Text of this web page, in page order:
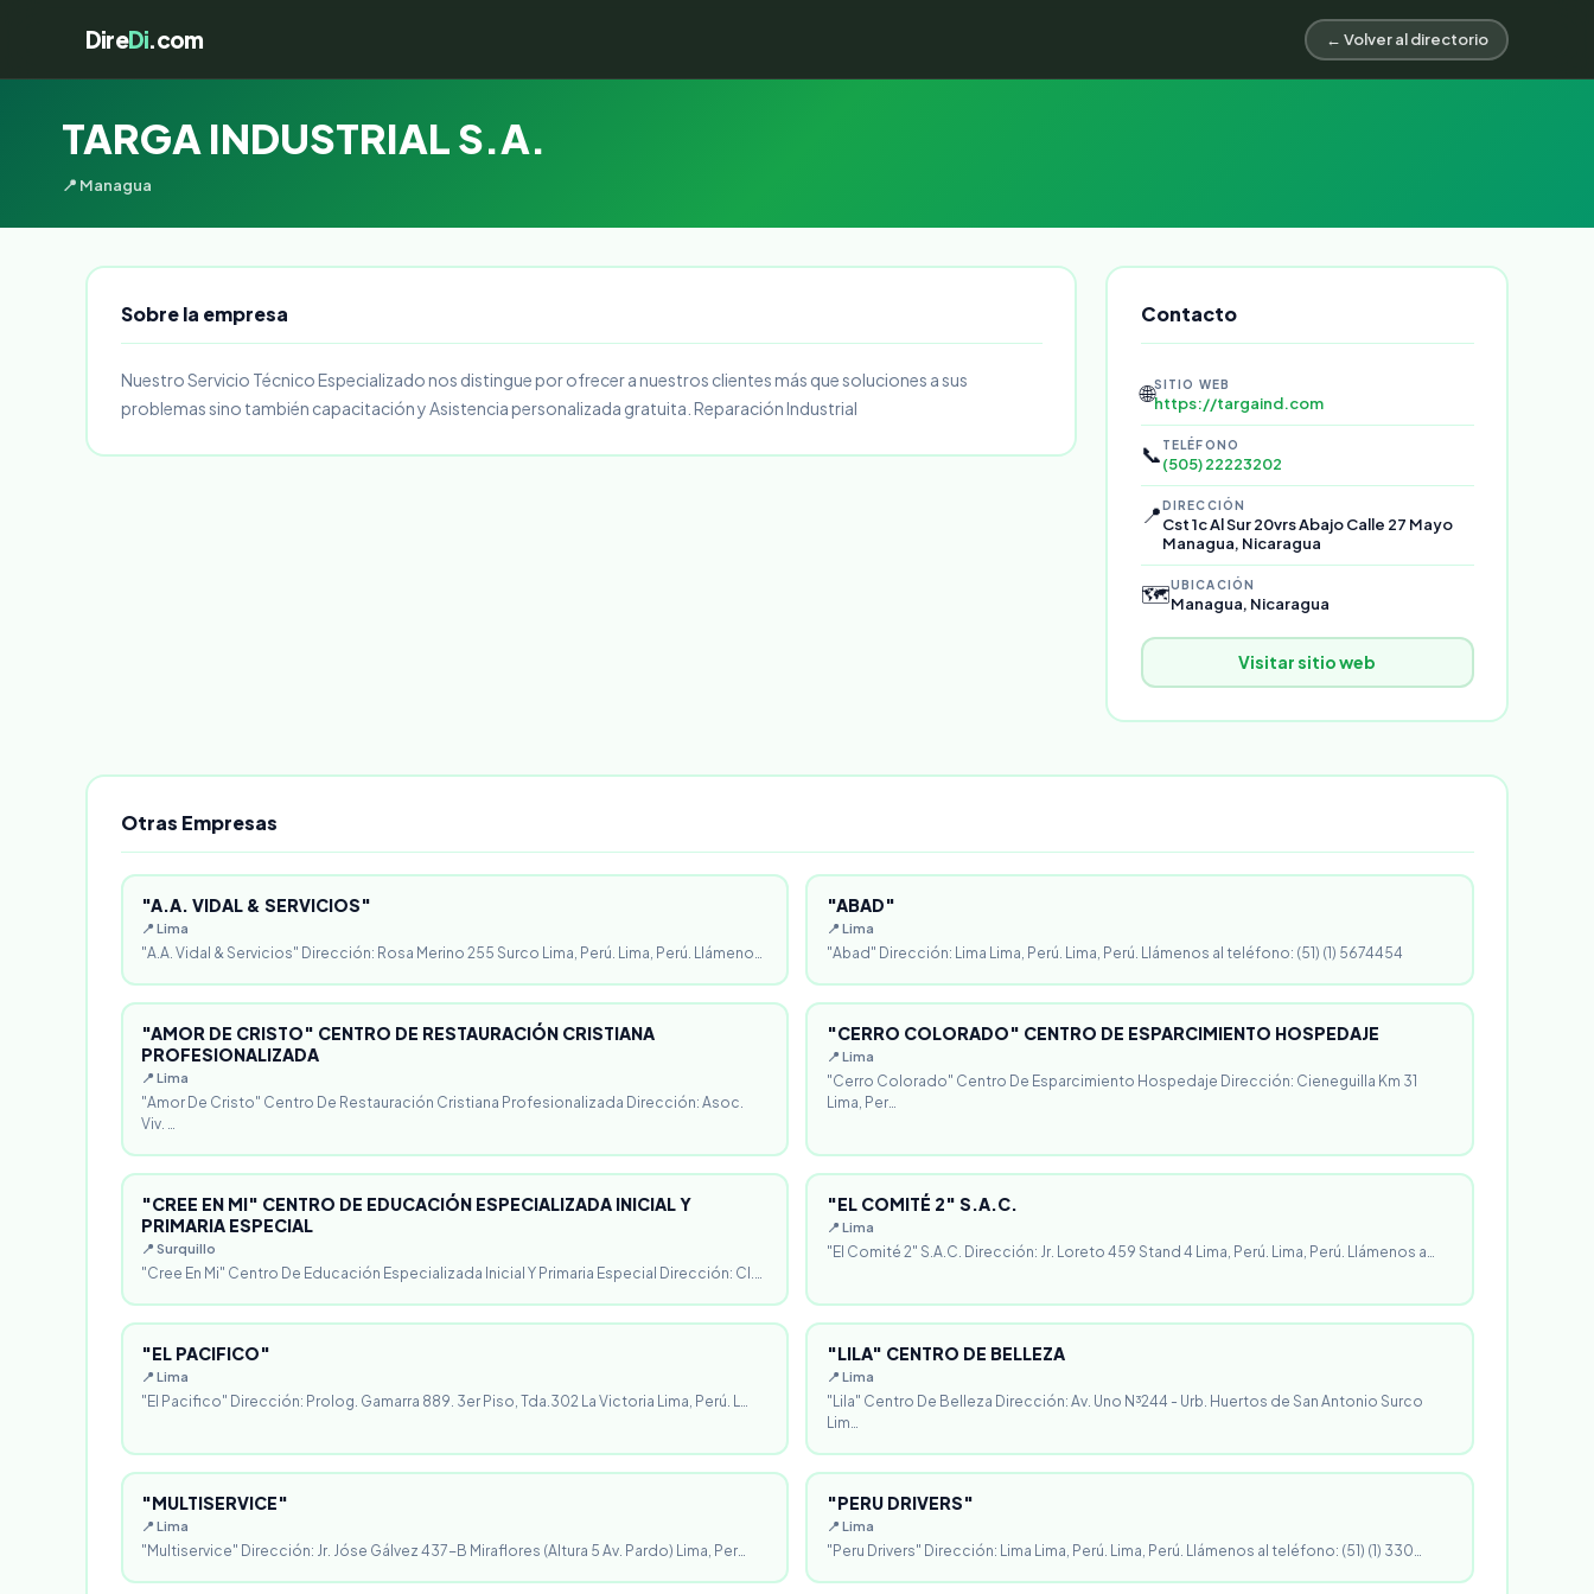
DireDi.com ← Volver al directorio
TARGA INDUSTRIAL S.A.
📍 Managua
Sobre la empresa
Nuestro Servicio Técnico Especializado nos distingue por ofrecer a nuestros clientes más que soluciones a sus
problemas sino también capacitación y Asistencia personalizada gratuita. Reparación Industrial
Contacto
🌐SITIO WEB
https://targaind.com
📞 TELÉFONO
(505) 22223202
📍DIRECCIÓN
Cst 1c Al Sur 20vrs Abajo Calle 27 Mayo
Managua, Nicaragua
🗺️UBICACIÓN
Managua, Nicaragua
Visitar sitio web
Otras Empresas
"A.A. VIDAL & SERVICIOS"
📍 Lima
"A.A. Vidal & Servicios" Dirección: Rosa Merino 255 Surco Lima, Perú. Lima, Perú. Llámeno…
"ABAD"
📍 Lima
"Abad" Dirección: Lima Lima, Perú. Lima, Perú. Llámenos al teléfono: (51) (1) 5674454
"AMOR DE CRISTO" CENTRO DE RESTAURACIÓN CRISTIANA
PROFESIONALIZADA
📍 Lima
"Amor De Cristo" Centro De Restauración Cristiana Profesionalizada Dirección: Asoc.
Viv. …
"CERRO COLORADO" CENTRO DE ESPARCIMIENTO HOSPEDAJE
📍 Lima
"Cerro Colorado" Centro De Esparcimiento Hospedaje Dirección: Cieneguilla Km 31
Lima, Per…
"CREE EN MI" CENTRO DE EDUCACIÓN ESPECIALIZADA INICIAL Y
PRIMARIA ESPECIAL
📍 Surquillo
"Cree En Mi" Centro De Educación Especializada Inicial Y Primaria Especial Dirección: Cl.…
"EL COMITÉ 2" S.A.C.
📍 Lima
"El Comité 2" S.A.C. Dirección: Jr. Loreto 459 Stand 4 Lima, Perú. Lima, Perú. Llámenos a…
"EL PACIFICO"
📍 Lima
"El Pacifico" Dirección: Prolog. Gamarra 889. 3er Piso, Tda.302 La Victoria Lima, Perú. L…
"LILA" CENTRO DE BELLEZA
📍 Lima
"Lila" Centro De Belleza Dirección: Av. Uno N³244 - Urb. Huertos de San Antonio Surco
Lim…
"MULTISERVICE"
📍 Lima
"Multiservice" Dirección: Jr. Jóse Gálvez 437-B Miraflores (Altura 5 Av. Pardo) Lima, Per…
"PERU DRIVERS"
📍 Lima
"Peru Drivers" Dirección: Lima Lima, Perú. Lima, Perú. Llámenos al teléfono: (51) (1) 330…